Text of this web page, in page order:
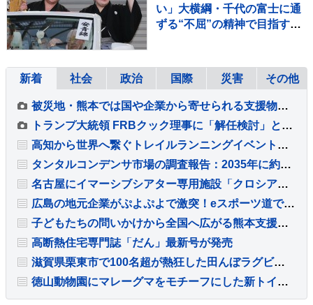
い」大横綱・千代の富士に通
ずる“不屈”の精神で目指すは
新着 社会 政治 国際 災害 その他
被災地・熊本では国や企業から寄せられる支援物資の仕分け作業続く 熊本地震2回目の週末
トランプ大統領 FRBクック理事に「解任検討」と通知 最高裁で「即時解任無効」判断受けるも改めて解任図る
高知から世界へ繋ぐトレイルランニングイベント「BUDO × MJ dojo KOCHI TRAIL SESSION 2026」開催
タンタルコンデンサ市場の調査報告：2035年に約27億米ドル規模へ拡大予測
名古屋にイマーシブシアター専用施設「クロシアハウス」をオープンへ
広島の地元企業がぷよぷよで激突！eスポーツ道で企業対抗大会を放送
子どもたちの問いかけから全国へ広がる熊本支援チャリティーワークショップ
高断熱住宅専門誌「だん」最新号が発売
滋賀県栗東市で100名超が熱狂した田んぼラグビーと里山保全の取り組み
徳山動物園にマレーグマをモチーフにした新トイレが完成